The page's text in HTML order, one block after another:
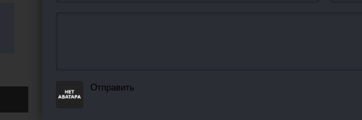
Отправить